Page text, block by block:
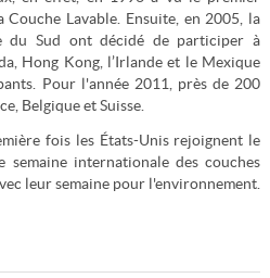
Couche Lavable. Ensuite, en 2005, la
du Sud ont décidé de participer à
Hong Kong, l’Irlande et le Mexique
Pour l'année 2011, près de 200
Belgique et Suisse.
fois les États-Unis rejoignent le
semaine internationale des couches
leur semaine pour l'environnement.